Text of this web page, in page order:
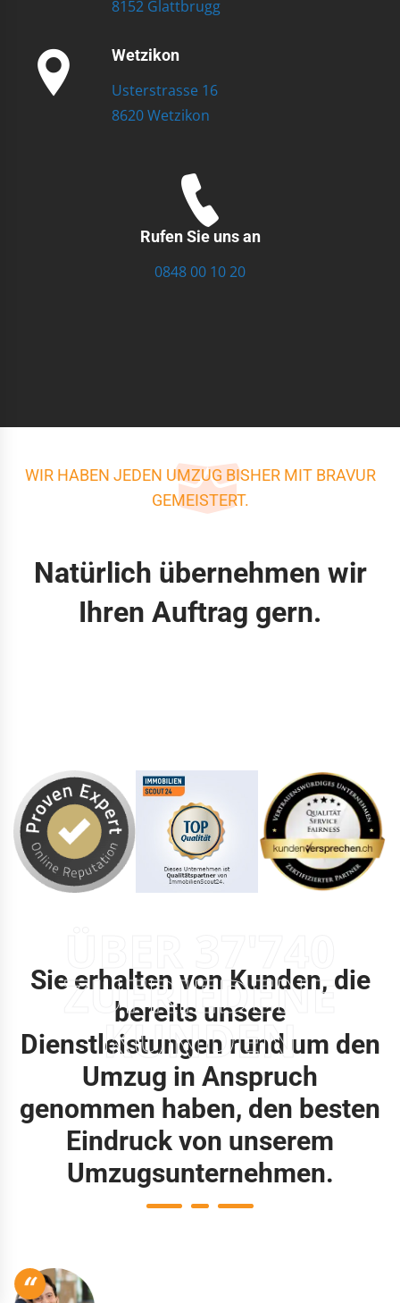
8152 Glattbrugg
Wetzikon
Usterstrasse 16
8620 Wetzikon
Rufen Sie uns an
0848 00 10 20
WIR HABEN JEDEN UMZUG BISHER MIT BRAVUR
GEMEISTERT.
Natürlich übernehmen wir
Ihren Auftrag gern.
ZUFRIEDENE
KUNDEN
Sie erhalten von Kunden, die
bereits unsere
Dienstleistungen rund um den
Umzug in Anspruch
genommen haben, den besten
Eindruck von unserem
Umzugsunternehmen.
“